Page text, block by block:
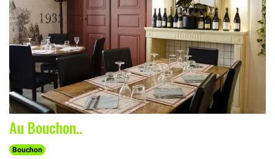
Au Bouchon..
Bouchon